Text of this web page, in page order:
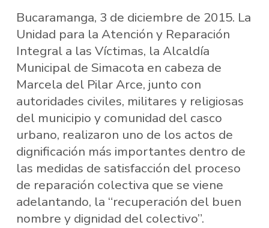
Bucaramanga, 3 de diciembre de 2015. La
Unidad para la Atención y Reparación
Integral a las Víctimas, la Alcaldía
Municipal de Simacota en cabeza de
Marcela del Pilar Arce, junto con
autoridades civiles, militares y religiosas
del municipio y comunidad del casco
urbano, realizaron uno de los actos de
dignificación más importantes dentro de
las medidas de satisfacción del proceso
de reparación colectiva que se viene
adelantando, la “recuperación del buen
nombre y dignidad del colectivo”.